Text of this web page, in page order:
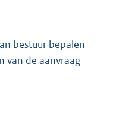
bestuur bepalen
van de aanvraag